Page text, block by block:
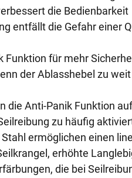
die Bedienbarkeit
entfällt die Gefahr einer
Funktion für mehr
der Ablasshebel zu
die Anti-Panik Funktion
zu häufig
ermöglichen einen
erhöhte
die bei